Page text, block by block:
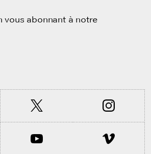
vous abonnant à notre